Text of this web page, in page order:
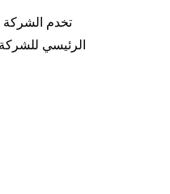
الرئيسي للشركة